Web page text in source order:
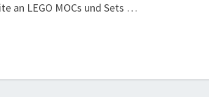
an LEGO MOCs und Sets …